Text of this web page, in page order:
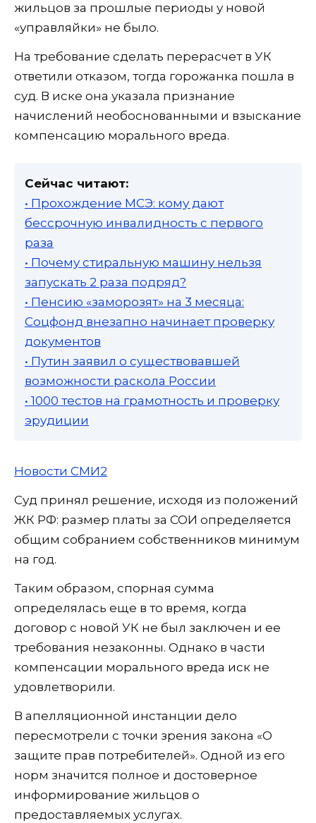
жильцов за прошлые периоды у новой
«управляйки» не было.
На требование сделать перерасчет в УК
ответили отказом, тогда горожанка пошла в
суд. В иске она указала признание
начислений необоснованными и взыскание
компенсацию морального вреда.
Сейчас читают:
• Прохождение МСЭ: кому дают
бессрочную инвалидность с первого
раза
• Почему стиральную машину нельзя
запускать 2 раза подряд?
• Пенсию «заморозят» на 3 месяца:
Соцфонд внезапно начинает проверку
документов
• Путин заявил о существовавшей
возможности раскола России
• 1000 тестов на грамотность и проверку
эрудиции
Новости СМИ2
Суд принял решение, исходя из положений
ЖК РФ: размер платы за СОИ определяется
общим собранием собственников минимум
на год.
Таким образом, спорная сумма
определялась еще в то время, когда
договор с новой УК не был заключен и ее
требования незаконны. Однако в части
компенсации морального вреда иск не
удовлетворили.
В апелляционной инстанции дело
пересмотрели с точки зрения закона «О
защите прав потребителей». Одной из его
норм значится полное и достоверное
информирование жильцов о
предоставляемых услугах.